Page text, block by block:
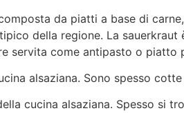
da piatti a base di
della regione. La
servita come antipasto o piatto
alsaziana. Sono spesso
cucina alsaziana. Spesso si